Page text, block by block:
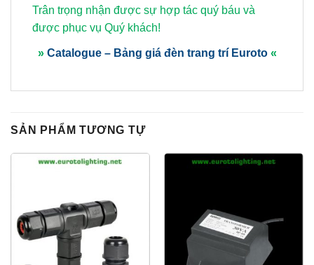
Trân trọng nhận được sự hợp tác quý báu và
được phục vụ Quý khách!
» Catalogue – Bảng giá đèn trang trí Euroto «
SẢN PHẨM TƯƠNG TỰ